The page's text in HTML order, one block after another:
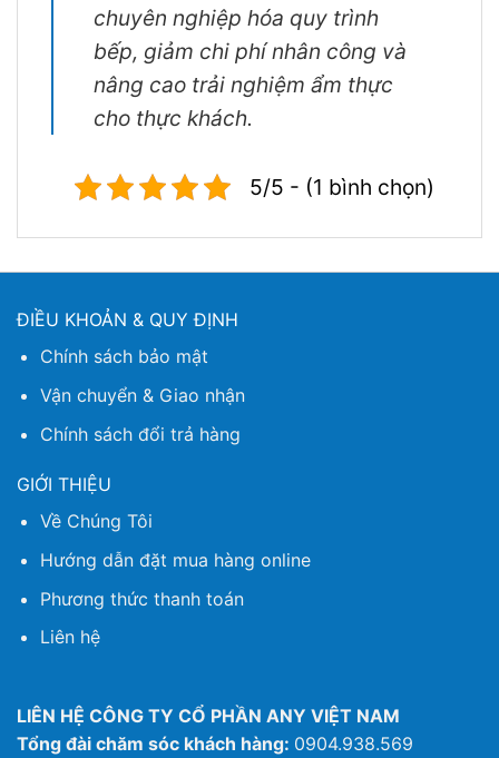
chuyên nghiệp hóa quy trình
bếp, giảm chi phí nhân công và
nâng cao trải nghiệm ẩm thực
cho thực khách.
5/5 - (1 bình chọn)
ĐIỀU KHOẢN & QUY ĐỊNH
Chính sách bảo mật
Vận chuyển & Giao nhận
Chính sách đổi trả hàng
GIỚI THIỆU
Về Chúng Tôi
Hướng dẫn đặt mua hàng online
Phương thức thanh toán
Liên hệ
LIÊN HỆ CÔNG TY CỔ PHẦN ANY VIỆT NAM
Tổng đài chăm sóc khách hàng: 0904.938.569